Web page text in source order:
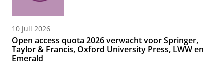
10 juli 2026
Open access quota 2026 verwacht voor Springer,
Taylor & Francis, Oxford University Press, LWW en
Emerald